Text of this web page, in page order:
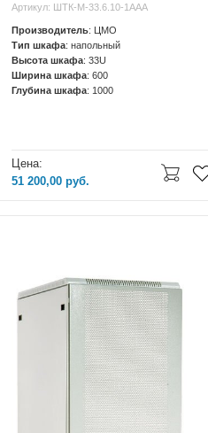
Артикул: ШТК-М-33.6.10-1ААА
Производитель: ЦМО
Тип шкафа: напольный
Высота шкафа: 33U
Ширина шкафа: 600
Глубина шкафа: 1000
Цена:
51 200,00 руб.